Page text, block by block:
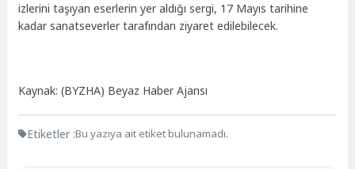
izlerini taşıyan eserlerin yer aldığı sergi, 17 Mayıs tarihine
kadar sanatseverler tarafından ziyaret edilebilecek.
Kaynak: (BYZHA) Beyaz Haber Ajansı
Etiketler :Bu yazıya ait etiket bulunamadı.